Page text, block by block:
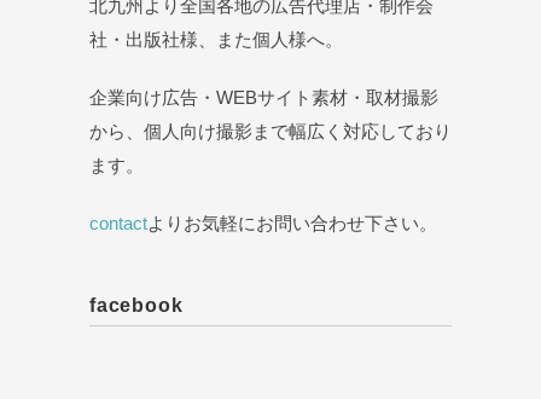
北九州より全国各地の広告代理店・制作会
社・出版社様、また個人様へ。
企業向け広告・WEBサイト素材・取材撮影
から、個人向け撮影まで幅広く対応しており
ます。
contactよりお気軽にお問い合わせ下さい。
facebook